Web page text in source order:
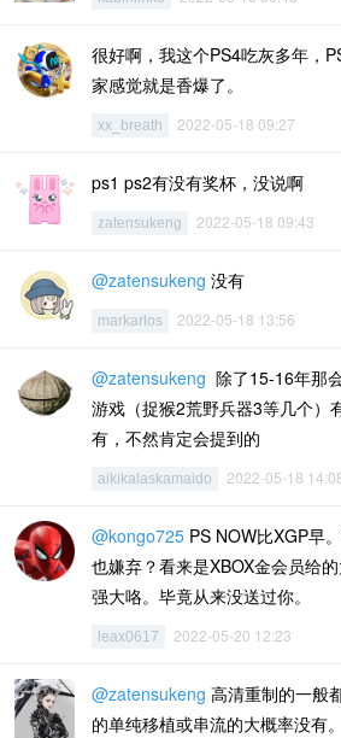
很好啊，我这个PS4吃灰多年，
家感觉就是香爆了。
xx_breath 2022-05-18 09:27
ps1 ps2有没有奖杯，没说啊
zatensukeng 2022-05-18 09:43
@zatensukeng 没有
markarlos 2022-05-18 13:56
@zatensukeng 除了15-16年那
游戏（捉猴2荒野兵器3等几个）
有，不然肯定会提到的
aikikalaskamaido 2022-05-18
@kongo725 PS NOW比XGP早
也嫌弃？看来是XBOX金会员给
强大咯。毕竟从来没送过你。
leax0617 2022-05-20 12:23
@zatensukeng 高清重制的一般
的单纯移植或串流的大概率没有。